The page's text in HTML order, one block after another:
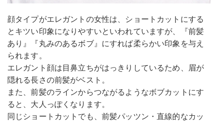
顔タイプがエレガントの女性は、ショートカットにする
とキツい印象になりやすいといわれていますが、『前髪
あり』『丸みのあるボブ』にすれば柔らかい印象を与え
られます。
エレガント顔は目鼻立ちがはっきりしているため、眉が
隠れる長さの前髪がベスト。
また、前髪のラインからつながるようなボブカットにす
ると、大人っぽくなります。
同じショートカットでも、前髪パッツン・直線的なカッ